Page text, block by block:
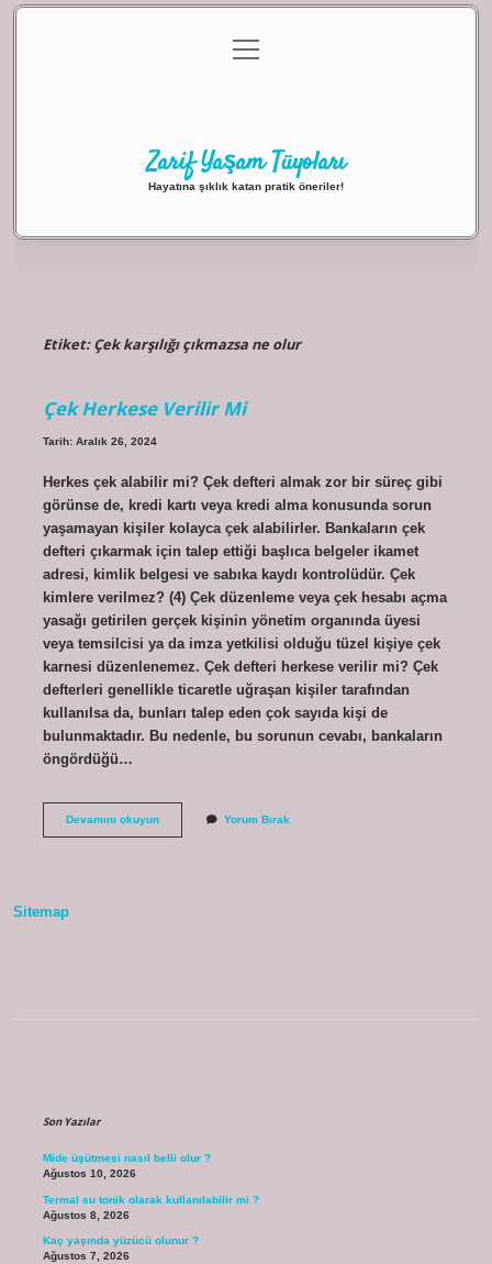
Gizlilik Politikası
menüyü
aç
Zarif Yaşam Tüyoları
Hayatına şıklık katan pratik öneriler!
Etiket:Çek karşılığı çıkmazsa ne olur
Çek Herkese Verilir Mi
Tarih: Aralık 26, 2024
Herkes çek alabilir mi? Çek defteri almak zor bir süreç gibi
görünse de, kredi kartı veya kredi alma konusunda sorun
yaşamayan kişiler kolayca çek alabilirler. Bankaların çek
defteri çıkarmak için talep ettiği başlıca belgeler ikamet
adresi, kimlik belgesi ve sabıka kaydı kontrolüdür. Çek
kimlere verilmez? (4) Çek düzenleme veya çek hesabı açma
yasağı getirilen gerçek kişinin yönetim organında üyesi
veya temsilcisi ya da imza yetkilisi olduğu tüzel kişiye çek
karnesi düzenlenemez. Çek defteri herkese verilir mi? Çek
defterleri genellikle ticaretle uğraşan kişiler tarafından
kullanılsa da, bunları talep eden çok sayıda kişi de
bulunmaktadır. Bu nedenle, bu sorunun cevabı, bankaların
öngördüğü…
Devamını okuyunÇek
Yorum Bırak
Sitemap
Son Yazılar
Mide üşütmesi nasıl belli olur ?
Ağustos 10, 2026
Termal su tonik olarak kullanılabilir mi ?
Ağustos 8, 2026
Kaç yaşında yüzücü olunur ?
Ağustos 7, 2026